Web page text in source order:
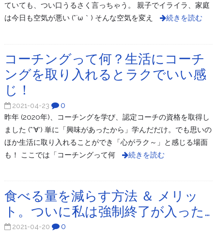
ていても、つい口うるさく言っちゃう。 親子でイライラ、家庭
は今日も空気が悪い (*´ω｀) そんな空気を変え
続きを読む
コーチングって何？生活にコーチ
ングを取り入れるとラクでいい感
じ！
2021-04-23 0
昨年 (2020年)、コーチングを学び、認定コーチの資格を取得し
ました (*‘∀‘) 単に「興味があったから」学んだだけ。でも思いの
ほか生活に取り入れることができ「心がラク～」と感じる場面
も！ ここでは「コーチングって何
続きを読む
食べる量を減らす方法 ＆ メリッ
ト。ついに私は強制終了が入った…
2021-04-20 0